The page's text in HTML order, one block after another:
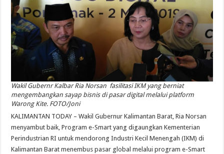
Wakil Gubernr Kalbar Ria Norsan fasilitasi IKM yang berniat
mengembangkan sayap bisnis di pasar digital melalui platform
Warong Kite. FOTO/Joni
KALIMANTAN TODAY – Wakil Gubernur Kalimantan Barat, Ria Norsan
menyambut baik, Program e-Smart yang digaungkan Kementerian
Perindustrian RI untuk mendorong Industri Kecil Menengah (IKM) di
Kalimantan Barat menembus pasar global melalui program e-Smart